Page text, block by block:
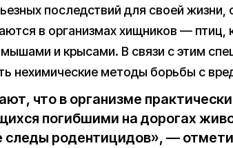
последствий для своей жизни,
в организмах хищников — птиц,
и крысами. В связи с этим
нехимические методы борьбы с
что в организме
погибшими на дорогах
следы родентицидов», —